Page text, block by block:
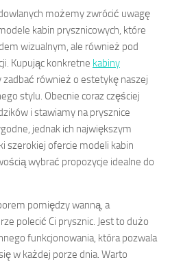
możemy zwrócić uwagę
kabin prysznicowych, które
wizualnym, ale również pod
Kupując konkretne kabiny
również o estetykę naszej
stylu. Obecnie coraz częściej
i stawiamy na prysznice
jednak ich największym
szerokiej ofercie modeli kabin
wybrać propozycje idealne do
pomiędzy wanną, a
polecić Ci prysznic. Jest to dużo
funkcjonowania, która pozwala
w każdej porze dnia. Warto